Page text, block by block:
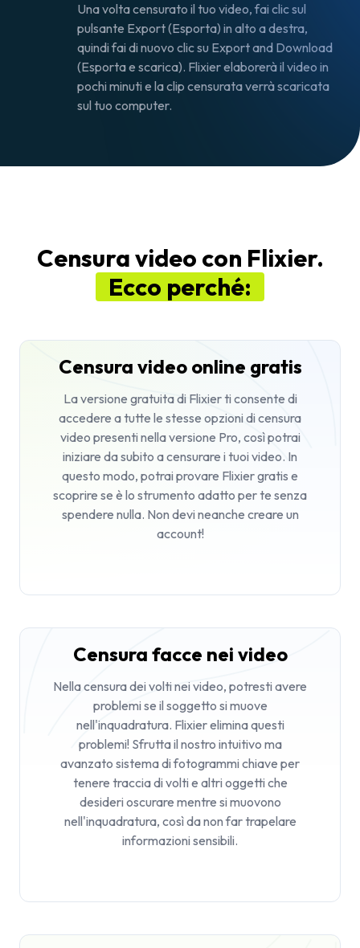
Una volta censurato il tuo video, fai clic sul
pulsante Export (Esporta) in alto a destra,
quindi fai di nuovo clic su Export and Download
(Esporta e scarica). Flixier elaborerà il video in
pochi minuti e la clip censurata verrà scaricata
sul tuo computer.
Censura video con Flixier.
Ecco perché:
Censura video online gratis
La versione gratuita di Flixier ti consente di
accedere a tutte le stesse opzioni di censura
video presenti nella versione Pro, così potrai
iniziare da subito a censurare i tuoi video. In
questo modo, potrai provare Flixier gratis e
scoprire se è lo strumento adatto per te senza
spendere nulla. Non devi neanche creare un
account!
Censura facce nei video
Nella censura dei volti nei video, potresti avere
problemi se il soggetto si muove
nell'inquadratura. Flixier elimina questi
problemi! Sfrutta il nostro intuitivo ma
avanzato sistema di fotogrammi chiave per
tenere traccia di volti e altri oggetti che
desideri oscurare mentre si muovono
nell'inquadratura, così da non far trapelare
informazioni sensibili.